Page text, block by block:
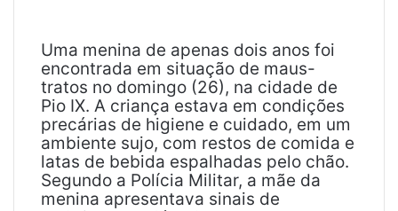
a
l
Uma menina de apenas dois anos foi
encontrada em situação de maus-
tratos no domingo (26), na cidade de
Pio IX. A criança estava em condições
precárias de higiene e cuidado, em um
ambiente sujo, com restos de comida e
latas de bebida espalhadas pelo chão.
Segundo a Polícia Militar, a mãe da
menina apresentava sinais de